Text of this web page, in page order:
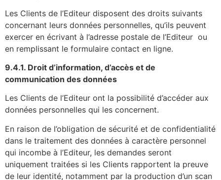
Les Clients de l’Editeur disposent des droits suivants
concernant leurs données personnelles, qu’ils peuvent
exercer en écrivant à l’adresse postale de l’Editeur ou
en remplissant le formulaire contact en ligne.
9.4.1. Droit d’information, d’accès et de
communication des données
Les Clients de l’Editeur ont la possibilité d’accéder aux
données personnelles qui les concernent.
En raison de l’obligation de sécurité et de confidentialité
dans le traitement des données à caractère personnel
qui incombe à l’Editeur, les demandes seront
uniquement traitées si les Clients rapportent la preuve
de leur identité, notamment par la production d’un scan